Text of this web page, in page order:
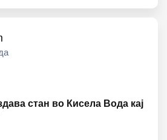
стан во Кисела Вода кај